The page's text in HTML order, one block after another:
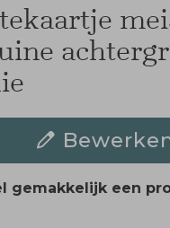
gemakkelijk een